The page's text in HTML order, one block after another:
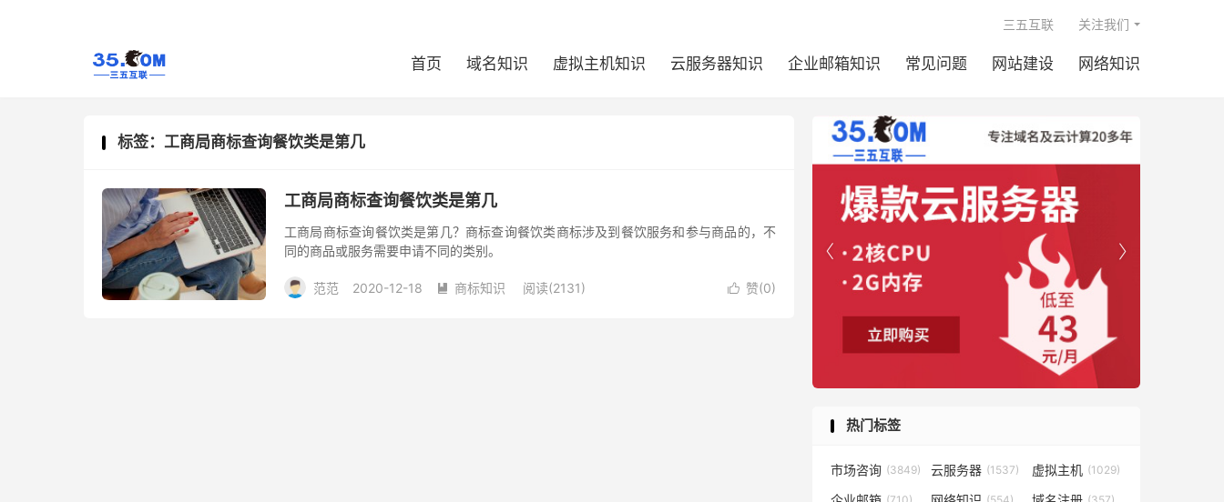
首页 域名知识 虚拟主机知识 云服务器知识 企业邮箱知识 常见问题 网站建设 网络知识
三五互联 关注我们
标签：工商局商标查询餐饮类是第几
工商局商标查询餐饮类是第几
工商局商标查询餐饮类是第几？商标查询餐饮类商标涉及到餐饮服务和参与商品的，不
同的商品或服务需要申请不同的类别。
范范 2020-12-18  商标知识 阅读(2131)  赞(0)


热门标签
市场咨询 (3849) 云服务器 (1537) 虚拟主机 (1029)